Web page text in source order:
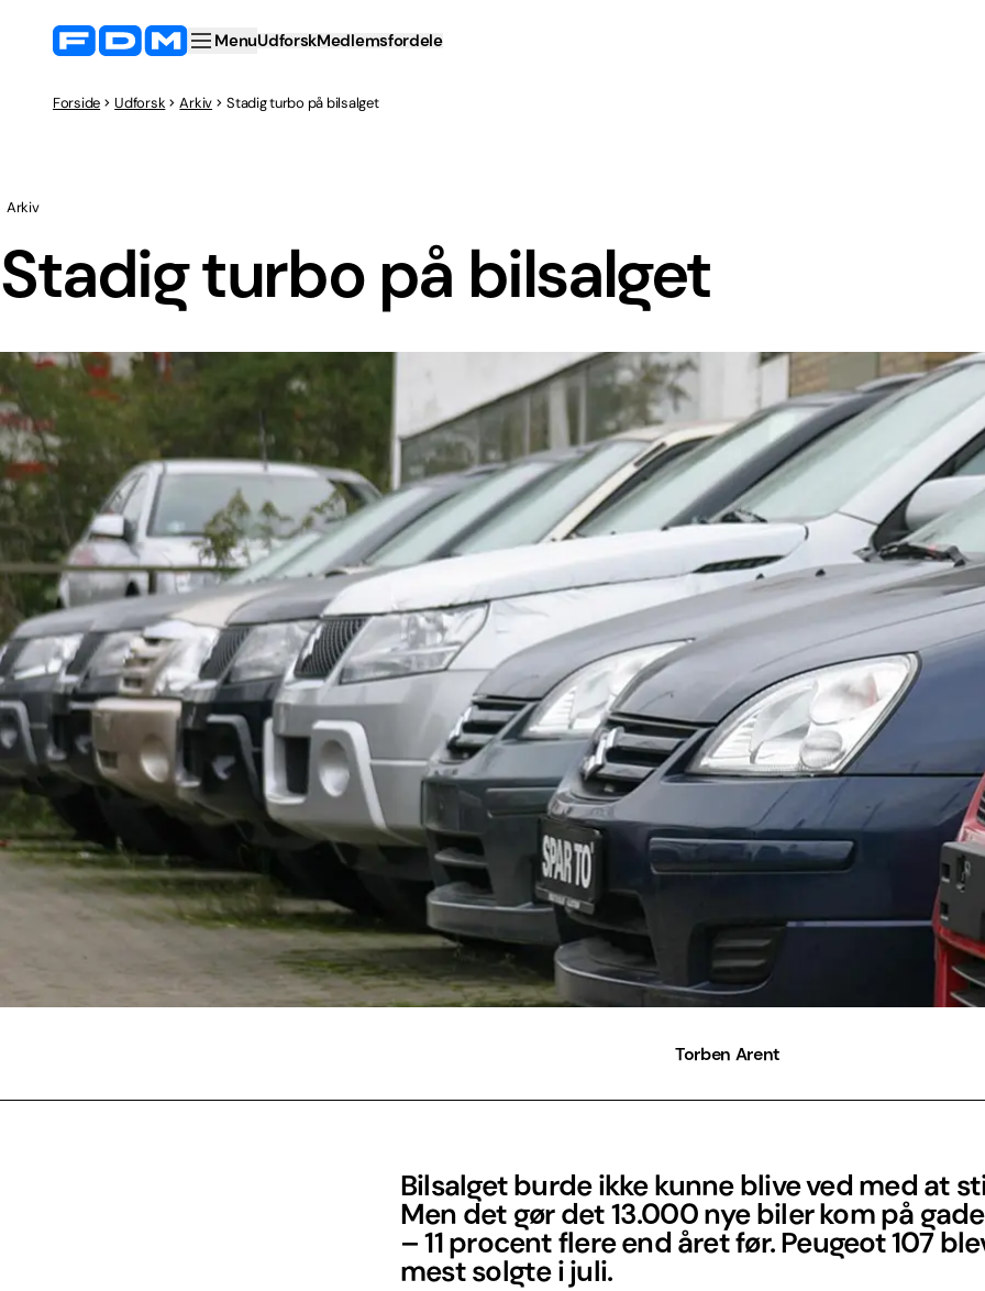
MenuUdforskMedlemsfordele
Forside Udforsk Arkiv Stadig turbo på bilsalget
Stadig turbo på bilsalget
Arkiv
Torben Arent
Bilsalget burde ikke kunne blive ved med at
Men det gør det 13.000 nye biler kom på
– 11 procent flere end året før. Peugeot 107
mest solgte i juli.